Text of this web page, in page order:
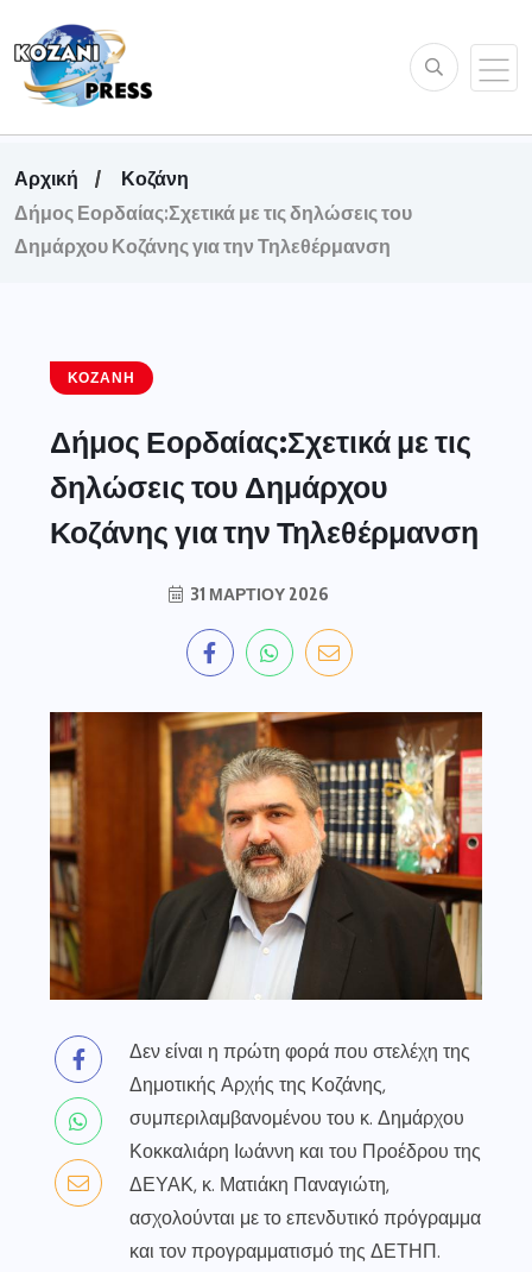
Αρχική
Κοζάνη
Δήμος Εορδαίας:Σχετικά με τις δηλώσεις του
Δημάρχου Κοζάνης για την Τηλεθέρμανση
ΚΟΖΆΝΗ
Δήμος Εορδαίας:Σχετικά με τις
δηλώσεις του Δημάρχου
Κοζάνης για την Τηλεθέρμανση
31 ΜΑΡΤΊΟΥ 2026
Δεν είναι η πρώτη φορά που στελέχη της
Δημοτικής Αρχής της Κοζάνης,
συμπεριλαμβανομένου του κ. Δημάρχου
Κοκκαλιάρη Ιωάννη και του Προέδρου της
ΔΕΥΑΚ, κ. Ματιάκη Παναγιώτη,
ασχολούνται με το επενδυτικό πρόγραμμα
και τον προγραμματισμό της ΔΕΤΗΠ.